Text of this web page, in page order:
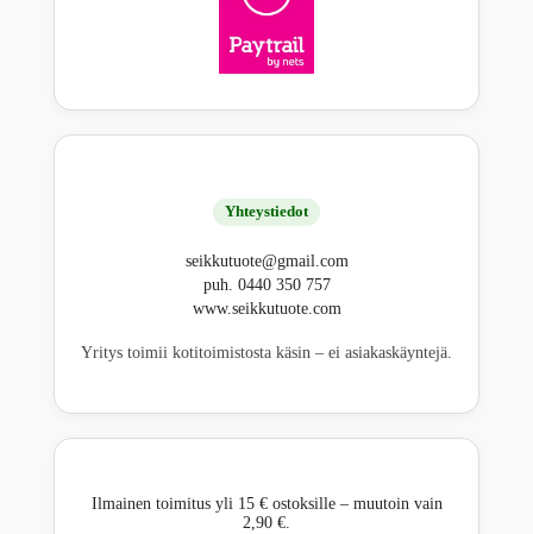
Yhteystiedot
seikkutuote@gmail.com
puh. 0440 350 757
www.seikkutuote.com
Yritys toimii kotitoimistosta käsin – ei asiakaskäyntejä.
Ilmainen toimitus yli 15 € ostoksille – muutoin vain
2,90 €.